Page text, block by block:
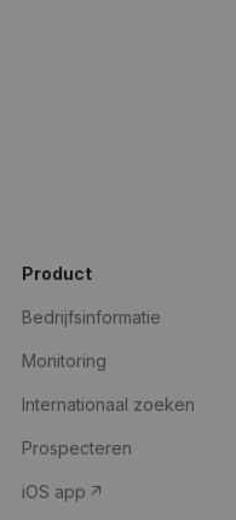
Product
Bedrijfsinformatie
Monitoring
Internationaal zoeken
Prospecteren
iOS app